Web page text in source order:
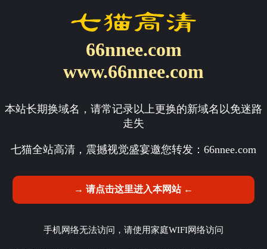
66nnee.com
www.66nnee.com
本站长期换域名，请常记录以上更换的新域名以免迷路
走失
七猫全站高清，震撼视觉盛宴邀您转发： 66nnee.com
→ 请点击这里进入本网站 ←
手机网络无法访问，请使用家庭WIFI网络访问